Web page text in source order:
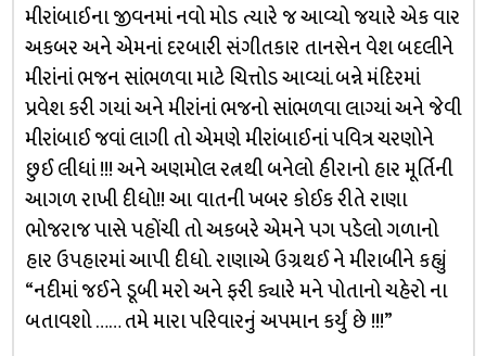
મીરાંબાઈના જીવનમાં નવો મોડ ત્યારે જ આવ્યો જયારે એક વાર
અકબર અને એમનાં દરબારી સંગીતકાર તાનસેન વેશ બદલીને
મીરાંનાં ભજન સાંભળવા માટે ચિત્તોડ આવ્યાં. બન્ને મંદિરમાં
પ્રવેશ કરી ગયાં અને મીરાંનાં ભજનો સાંભળવા લાગ્યાં અને જેવી
મીરાંબાઈ જવાં લાગી તો એમણે મીરાંબાઈનાં પવિત્ર ચરણોને
છુઈ લીધાં !!! અને અણમોલ રત્નથી બનેલો હીરાનો હાર મૂર્તિની
આગળ રાખી દીધો!! આ વાતની ખબર કોઈક રીતે રાણા
ભોજરાજ પાસે પહોંચી તો અકબરે એમને પગ પડેલો ગળાનો
હાર ઉપહારમાં આપી દીધો. રાણાએ ઉગ્રથઈ ને મીરાબીને કહ્યું
“નદીમાં જઈને ડૂબી મરો અને ફરી ક્યારે મને પોતાનો ચહેરો ના
બતાવશો …… તમે મારા પરિવારનું અપમાન કર્યું છે !!!”